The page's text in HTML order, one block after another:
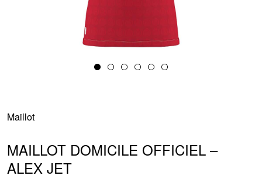
Maillot
MAILLOT DOMICILE OFFICIEL –
ALEX JET